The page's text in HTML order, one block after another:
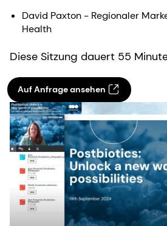
David Paxton - Regionaler
Health
Diese Sitzung dauert 55
Auf Anfrage ansehen